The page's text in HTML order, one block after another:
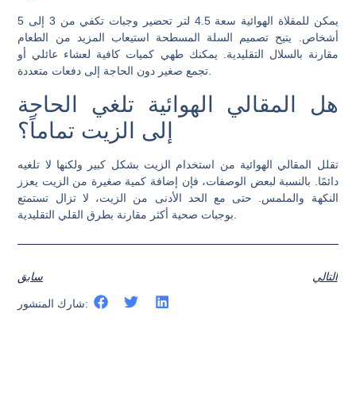
يمكن للمقلاة الهوائية سعة 4.5 لتر تحضير وجبات تكفي من 3 إلى 5
أشخاص. يتيح تصميم السلة المسطحة استيعاب المزيد من الطعام
مقارنة بالسلال التقليدية. يمكنك طهي كميات كافية لعشاء عائلي أو
هل المقالي الهوائية تلغي الحاجة
إلى الزيت تماماً؟
تقلل المقالي الهوائية من استخدام الزيت بشكل كبير ولكنها لا تلغيه
دائمًا. بالنسبة لبعض الوصفات، فإن إضافة كمية صغيرة من الزيت يعزز
النكهة والملمس. حتى مع الحد الأدنى من الزيت، لا تزال تستمتع
سابق التالي
شارك المنشور: